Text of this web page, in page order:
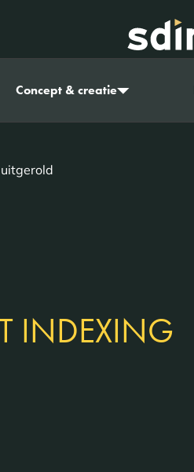
Concept & creatie
INDEXING